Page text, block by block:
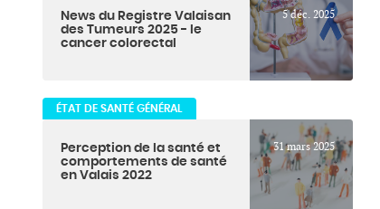
News du Registre Valaisan
des Tumeurs 2025 - le
cancer colorectal
5 déc. 2025
ÉTAT DE SANTÉ GÉNÉRAL
Perception de la santé et
comportements de santé
en Valais 2022
31 mars 2025